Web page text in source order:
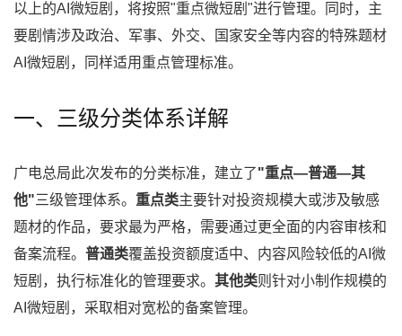
以上的AI微短剧，将按照"重点微短剧"进行管理。同时，主
要剧情涉及政治、军事、外交、国家安全等内容的特殊题材
AI微短剧，同样适用重点管理标准。
一、三级分类体系详解
广电总局此次发布的分类标准，建立了"重点—普通—其
他"三级管理体系。 重点类主要针对投资规模大或涉及敏感
题材的作品，要求最为严格，需要通过更全面的内容审核和
备案流程。 普通类覆盖投资额度适中、内容风险较低的AI微
短剧，执行标准化的管理要求。 其他类则针对小制作规模的
AI微短剧，采取相对宽松的备案管理。